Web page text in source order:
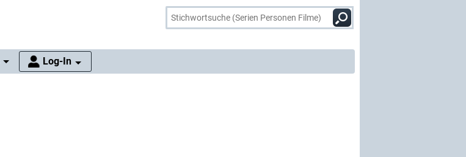
Log-In